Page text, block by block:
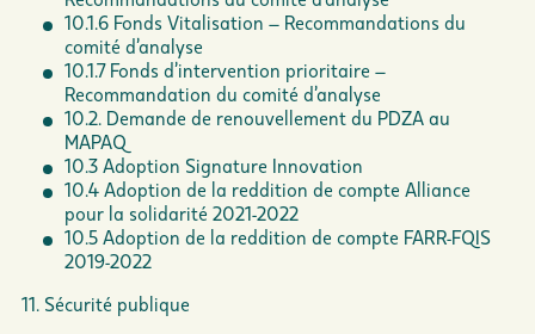
10.1.6 Fonds Vitalisation – Recommandations du
comité d’analyse
10.1.7 Fonds d’intervention prioritaire –
Recommandation du comité d’analyse
10.2. Demande de renouvellement du PDZA au
MAPAQ
10.3 Adoption Signature Innovation
10.4 Adoption de la reddition de compte Alliance
pour la solidarité 2021-2022
10.5 Adoption de la reddition de compte FARR-FQIS
2019-2022
11. Sécurité publique